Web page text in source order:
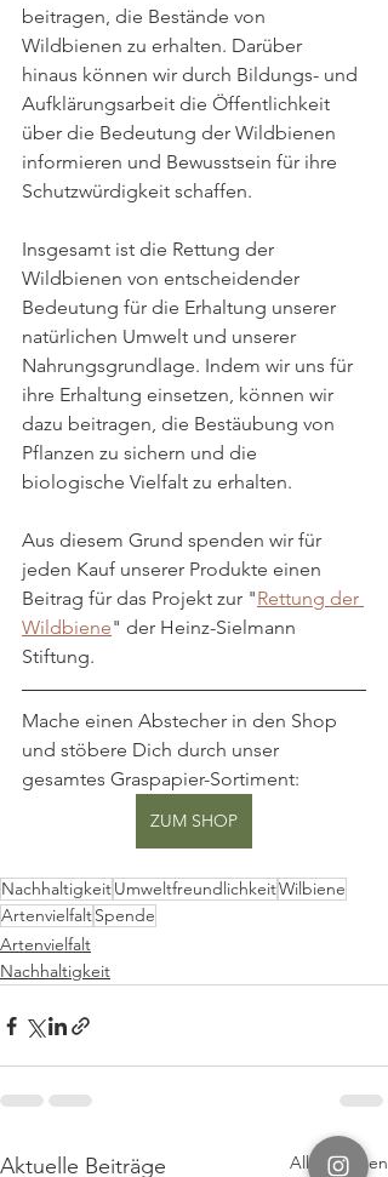
beitragen, die Bestände von
Wildbienen zu erhalten. Darüber
hinaus können wir durch Bildungs- und
Aufklärungsarbeit die Öffentlichkeit
über die Bedeutung der Wildbienen
informieren und Bewusstsein für ihre
Schutzwürdigkeit schaffen.
Insgesamt ist die Rettung der
Wildbienen von entscheidender
Bedeutung für die Erhaltung unserer
natürlichen Umwelt und unserer
Nahrungsgrundlage. Indem wir uns für
ihre Erhaltung einsetzen, können wir
dazu beitragen, die Bestäubung von
Pflanzen zu sichern und die
biologische Vielfalt zu erhalten.
Aus diesem Grund spenden wir für
jeden Kauf unserer Produkte einen
Beitrag für das Projekt zur "Rettung der
Wildbiene" der Heinz-Sielmann
Stiftung.
Mache einen Abstecher in den Shop
und stöbere Dich durch unser
gesamtes Graspapier-Sortiment:
ZUM SHOP
NachhaltigkeitUmweltfreundlichkeitWilbiene
ArtenvielfaltSpende
Artenvielfalt
Nachhaltigkeit
Aktuelle Beiträge Alle ansehen